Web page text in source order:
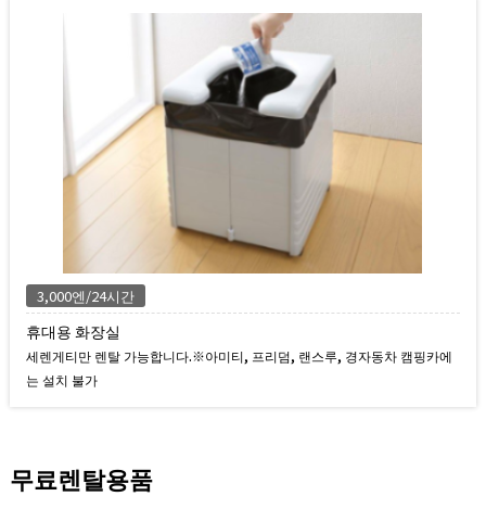
3,000엔/24시간
휴대용 화장실
세렌게티만 렌탈 가능합니다.※아미티, 프리덤, 랜스루, 경자동차 캠핑카에
는 설치 불가
무료렌탈용품